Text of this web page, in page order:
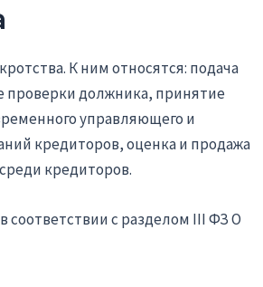
К ним относятся: подача
проверки должника, принятие
управляющего и
кредиторов, оценка и продажа
кредиторов.
соответствии с разделом III ФЗ О